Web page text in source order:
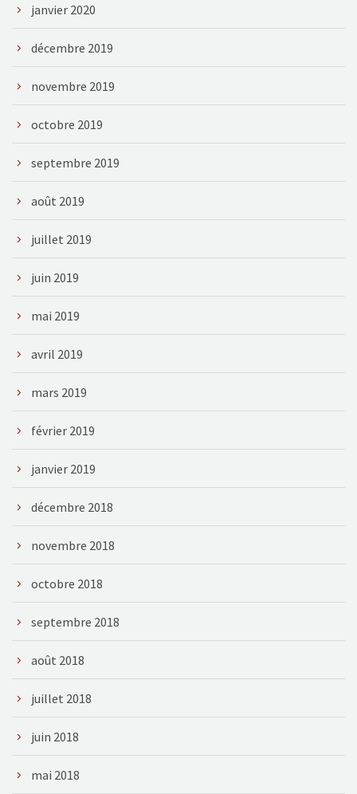
janvier 2020
décembre 2019
novembre 2019
octobre 2019
septembre 2019
août 2019
juillet 2019
juin 2019
mai 2019
avril 2019
mars 2019
février 2019
janvier 2019
décembre 2018
novembre 2018
octobre 2018
septembre 2018
août 2018
juillet 2018
juin 2018
mai 2018